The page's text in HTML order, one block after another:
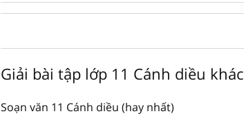
Giải bài tập lớp 11 Cánh diều khác
Soạn văn 11 Cánh diều (hay nhất)